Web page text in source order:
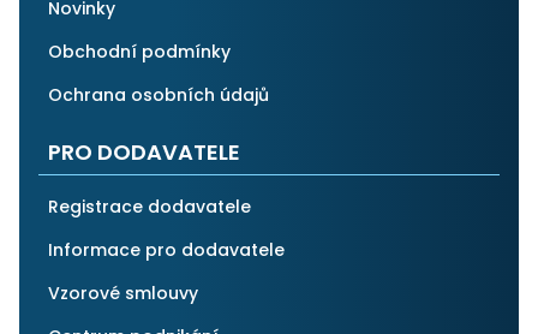
Novinky
Obchodní podmínky
Ochrana osobních údajů
PRO DODAVATELE
Registrace dodavatele
Informace pro dodavatele
Vzorové smlouvy